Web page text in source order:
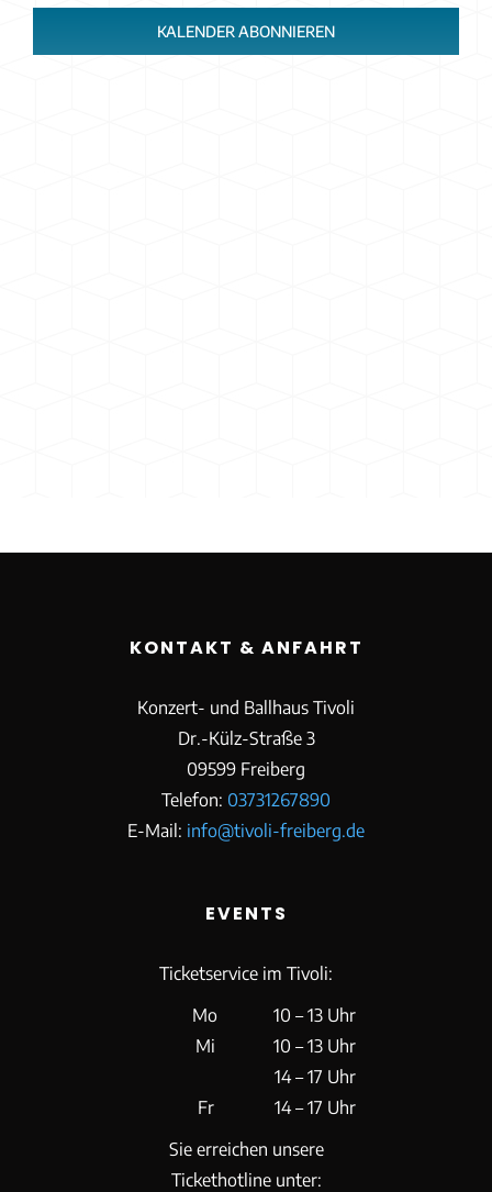
KALENDER ABONNIEREN
KONTAKT & ANFAHRT
Konzert- und Ballhaus Tivoli
Dr.-Külz-Straße 3
09599 Freiberg
Telefon: 03731267890
E-Mail: info@tivoli-freiberg.de
EVENTS
Ticketservice im Tivoli:
Mo
10 – 13 Uhr
Mi
10 – 13 Uhr
14 – 17 Uhr
Fr
14 – 17 Uhr
Sie erreichen unsere
Tickethotline unter: